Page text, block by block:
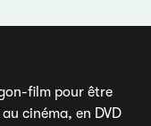
film pour être
cinéma, en DVD